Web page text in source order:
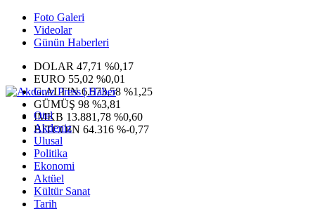
Foto Galeri
Videolar
Günün Haberleri
DOLAR 47,71 %0,17
EURO 55,02 %0,01
G.ALTIN6.573,58 %1,25
GÜMÜŞ 98 %3,81
IMKB 13.881,78 %0,60
BITCOIN 64.316 %-0,77
Otel
Akdeniz
Ulusal
Politika
Ekonomi
Aktüel
Kültür Sanat
Tarih